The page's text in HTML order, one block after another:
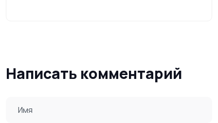
Написать комментарий